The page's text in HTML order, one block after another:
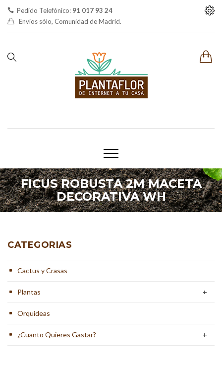
Pedido Telefónico: 91 017 93 24
Envíos sólo, Comunidad de Madrid.
FICUS ROBUSTA 2M MACETA
DECORATIVA WH
CATEGORIAS
Cactus y Crasas
Plantas +
Orquideas
¿Cuanto Quieres Gastar? +